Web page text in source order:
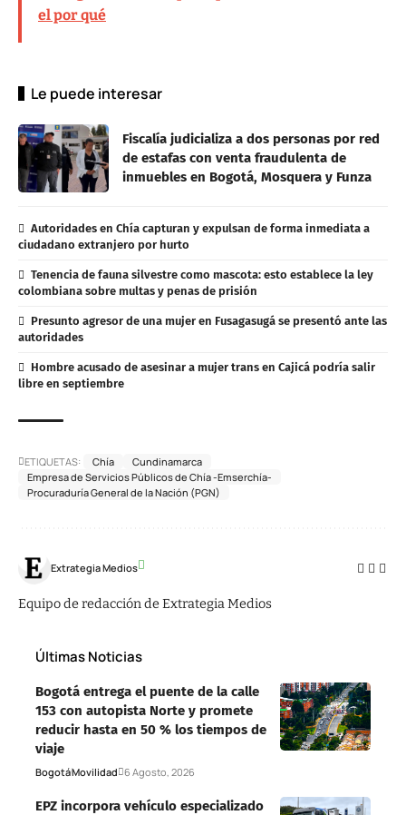
el por qué
Le puede interesar
Fiscalía judicializa a dos personas por red
de estafas con venta fraudulenta de
inmuebles en Bogotá, Mosquera y Funza
Autoridades en Chía capturan y expulsan de forma inmediata a
ciudadano extranjero por hurto
Tenencia de fauna silvestre como mascota: esto establece la ley
colombiana sobre multas y penas de prisión
Presunto agresor de una mujer en Fusagasugá se presentó ante las
autoridades
Hombre acusado de asesinar a mujer trans en Cajicá podría salir
libre en septiembre
ETIQUETAS: Chía
Cundinamarca
Empresa de Servicios Públicos de Chía -Emserchía-
Procuraduría General de la Nación (PGN)
Extrategia Medios
Equipo de redacción de Extrategia Medios
Últimas Noticias
Bogotá entrega el puente de la calle
153 con autopista Norte y promete
reducir hasta en 50 % los tiempos de
viaje
BogotáMovilidad 6 Agosto, 2026
EPZ incorpora vehículo especializado